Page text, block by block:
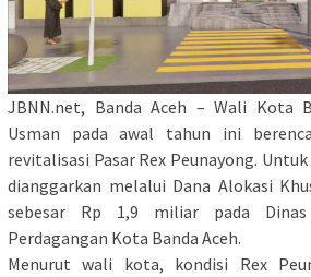
JBNN.net, Banda Aceh – Wali Kota
Usman pada awal tahun ini
revitalisasi Pasar Rex Peunayong.
dianggarkan melalui Dana Alokasi
sebesar Rp 1,9 miliar pada
Perdagangan Kota Banda Aceh.
Menurut wali kota, kondisi Rex